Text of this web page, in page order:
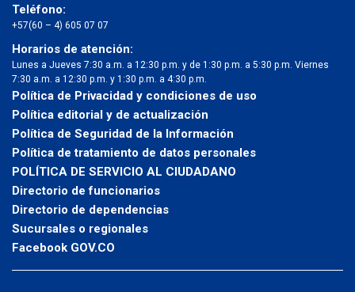
Teléfono:
+57(60 – 4) 605 07 07
Horarios de atención:
Lunes a Jueves 7:30 a.m. a 12:30 p.m. y de 1:30 p.m. a 5:30 p.m. Viernes
7:30 a.m. a 12:30 p.m. y 1:30 p.m. a 4:30 p.m.
Política de Privacidad y condiciones de uso
Política editorial y de actualización
Política de Seguridad de la Información
Política de tratamiento de datos personales
POLÍTICA DE SERVICIO AL CIUDADANO
Directorio de funcionarios
Directorio de dependencias
Sucursales o regionales
Facebook GOV.CO